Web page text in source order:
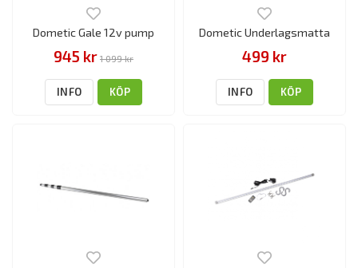
Dometic Gale 12v pump
945 kr 1 099 kr
INFO KÖP
Dometic Underlagsmatta
499 kr
INFO KÖP